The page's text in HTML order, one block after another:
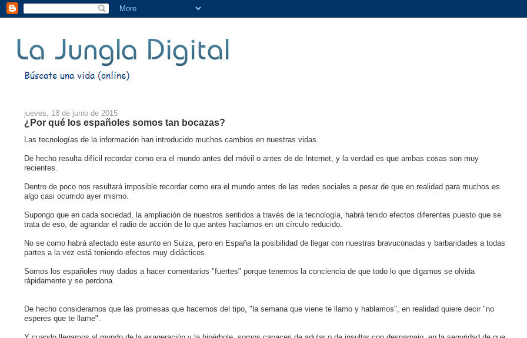
jueves, 18 de junio de 2015
¿Por qué los españoles somos tan bocazas?
Las tecnologías de la información han introducido muchos cambios en nuestras vidas.
De hecho resulta difícil recordar como era el mundo antes del móvil o antes de de Internet, y la verdad es que ambas cosas son muy
recientes.
Dentro de poco nos resultará imposible recordar como era el mundo antes de las redes sociales a pesar de que en realidad para muchos es
algo casi ocurrido ayer mismo.
Supongo que en cada sociedad, la ampliación de nuestros sentidos a través de la tecnología, habrá tenido efectos diferentes puesto que se
trata de eso, de agrandar el radio de acción de lo que antes hacíamos en un círculo reducido.
No se como habrá afectado este asunto en Suiza, pero en España la posibilidad de llegar con nuestras bravuconadas y barbaridades a todas
partes a la vez está teniendo efectos muy didácticos.
Somos los españoles muy dados a hacer comentarios "fuertes" porque tenemos la conciencia de que todo lo que digamos se olvida
rápidamente y se perdona.
De hecho consideramos que las promesas que hacemos del tipo, "la semana que viene te llamo y hablamos", en realidad quiere decir "no
esperes que te llame".